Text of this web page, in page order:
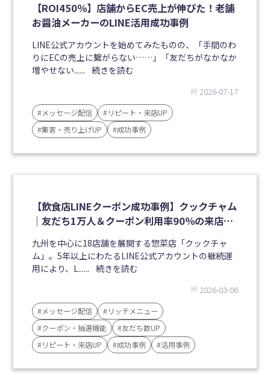
【ROI450％】店舗からEC売上が伸びた！老舗
お醤油メーカーのLINE活用成功事例
LINE公式アカウントを始めてみたものの、「手間のわ
りにECの売上に繋がらない……」「友だちがなかなか
増やせない...... 続きを読む
2026-07-17
#メッセージ配信
#リピート・来店UP
#集客・売り上げUP
#成功事例
【飲食店LINEクーポン成功事例】クックチャム
｜友だち1万人＆クーポン利用率90％の来店促
九州を中心に18店舗を展開する惣菜店「クックチャ
ム」。5年以上にわたるLINE公式アカウントの継続運
用により、L...... 続きを読む
2026-03-06
#メッセージ配信
#リッチメニュー
#クーポン・抽選機能
#友だち数UP
#リピート・来店UP
#成功事例 #活用事例